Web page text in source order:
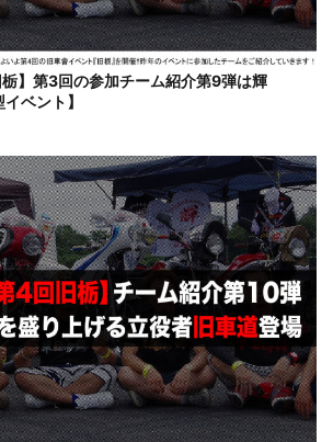
栃】第3回の参加チーム紹介第9弾は輝
ベント】